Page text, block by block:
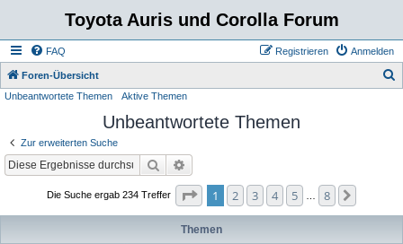
Toyota Auris und Corolla Forum
FAQ Anmelden
Registrieren
Foren-Übersicht
Unbeantwortete Themen Aktive Themen
Unbeantwortete Themen
Zur erweiterten Suche
Suche
Die Suche ergab 234 Treffer Seite von
1 2 3 4 5 8
Themen